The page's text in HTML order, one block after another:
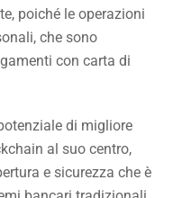
poiché le operazioni
che sono
con carta di
di migliore
al suo centro,
e sicurezza che è